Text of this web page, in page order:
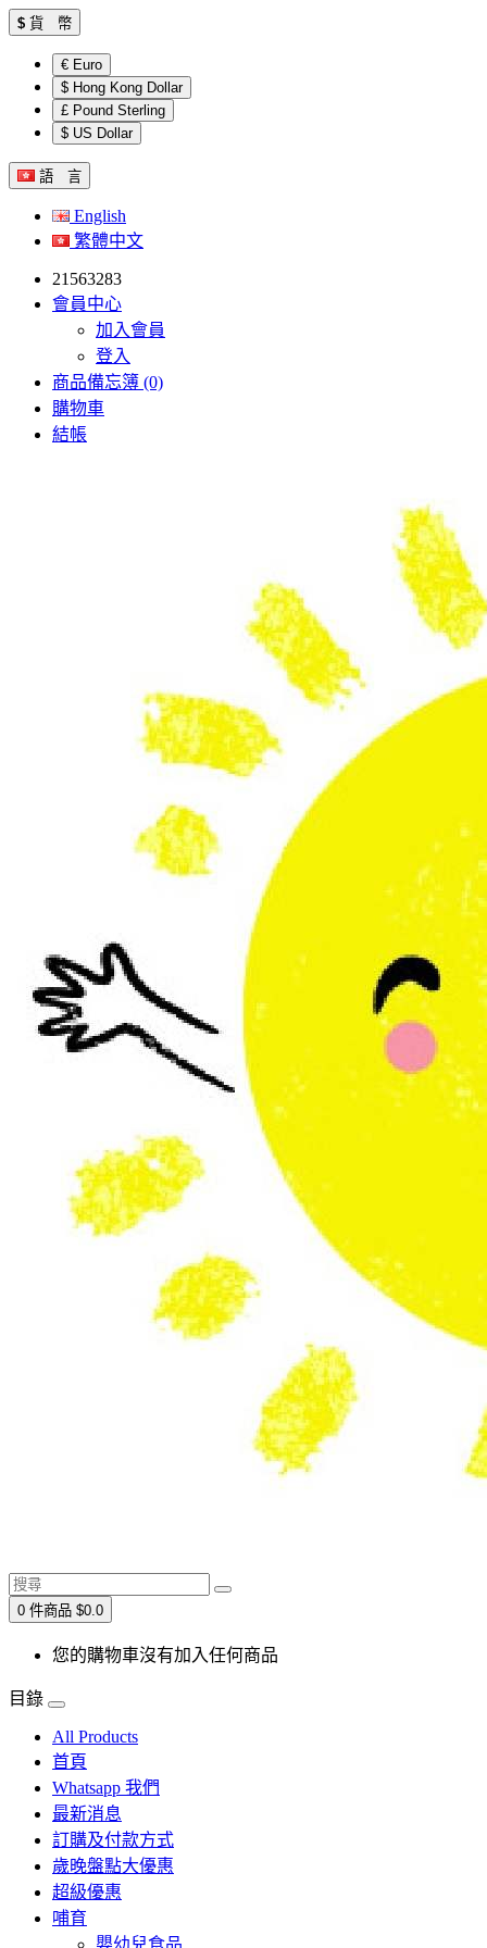
$ 貨 幣
€ Euro
$ Hong Kong Dollar
£ Pound Sterling
$ US Dollar
語 言
English
繁體中文
21563283
會員中心
加入會員
登入
商品備忘簿 (0)
購物車
結帳
0 件商品 $0.0
您的購物車沒有加入任何商品
目錄
All Products
首頁
Whatsapp 我們
最新消息
訂購及付款方式
歲晚盤點大優惠
超級優惠
哺育
嬰幼兒食品